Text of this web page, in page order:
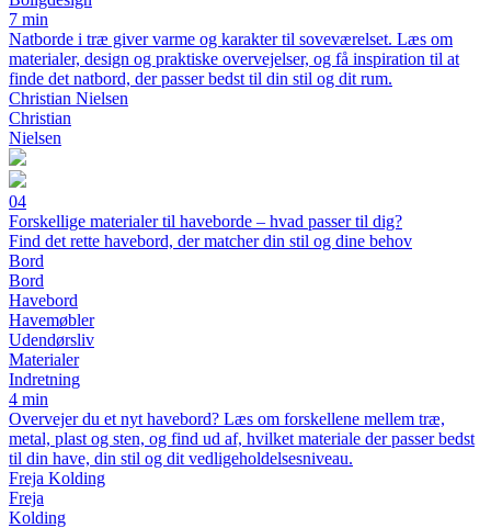
7 min
Natborde i træ giver varme og karakter til soveværelset. Læs om
materialer, design og praktiske overvejelser, og få inspiration til at
finde det natbord, der passer bedst til din stil og dit rum.
Christian Nielsen
Christian
Nielsen
04
Forskellige materialer til haveborde – hvad passer til dig?
Find det rette havebord, der matcher din stil og dine behov
Bord
Bord
Havebord
Havemøbler
Udendørsliv
Materialer
Indretning
4 min
Overvejer du et nyt havebord? Læs om forskellene mellem træ,
metal, plast og sten, og find ud af, hvilket materiale der passer bedst
til din have, din stil og dit vedligeholdelsesniveau.
Freja Kolding
Freja
Kolding